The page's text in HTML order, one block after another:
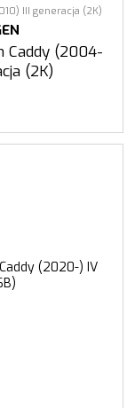
III generacja (2K)
Caddy (2004-
(2K)